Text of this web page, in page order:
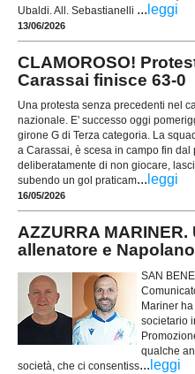
Ubaldi. All. Sebastianelli ... leggi
13/06/2026
CLAMOROSO!
Carassai finisce 63-0
Una protesta senza precedenti nel
nazionale. E' successo oggi
girone G di Terza categoria. La
a Carassai, è scesa in campo fin
deliberatamente di non giocare,
subendo un gol praticam... leggi
16/05/2026
AZZURRA
allenatore e
SAN
Mariner
societario
qualche
società, che ci consentiss... leggi